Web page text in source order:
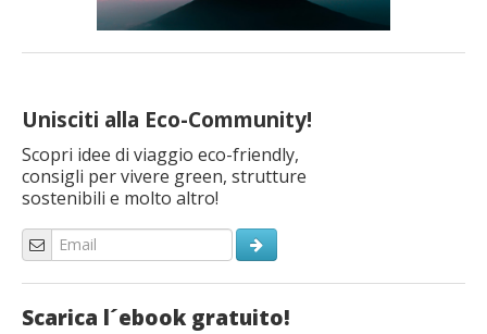
Unisciti alla Eco-Community!
Scopri idee di viaggio eco-friendly,
consigli per vivere green, strutture
sostenibili e molto altro!
Scarica l´ebook gratuito!